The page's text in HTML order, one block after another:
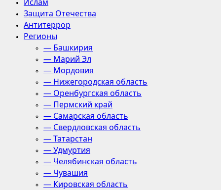
Защита Отечества
Антитеррор
Регионы
— Башкирия
— Марий Эл
— Мордовия
— Нижегородская область
— Оренбургская область
— Пермский край
— Самарская область
— Свердловская область
— Татарстан
— Удмуртия
— Челябинская область
— Чувашия
— Кировская область